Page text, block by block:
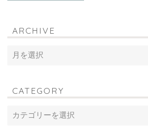
ARCHIVE
CATEGORY